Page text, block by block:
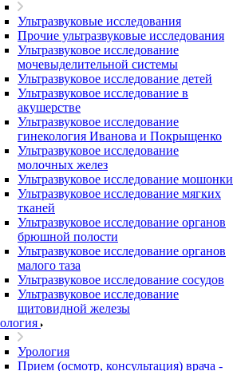
Ультразвуковые исследования
Прочие ультразвуковые исследования
Ультразвуковое исследование
мочевыделительной системы
Ультразвуковое исследование детей
Ультразвуковое исследование в
акушерстве
Ультразвуковое исследование
гинекология Иванова и Покрыщенко
Ультразвуковое исследование
молочных желез
Ультразвуковое исследование мошонки
Ультразвуковое исследование мягких
тканей
Ультразвуковое исследование органов
брюшной полости
Ультразвуковое исследование органов
малого таза
Ультразвуковое исследование сосудов
Ультразвуковое исследование
щитовидной железы
Урология
Прием (осмотр, консультация) врача -